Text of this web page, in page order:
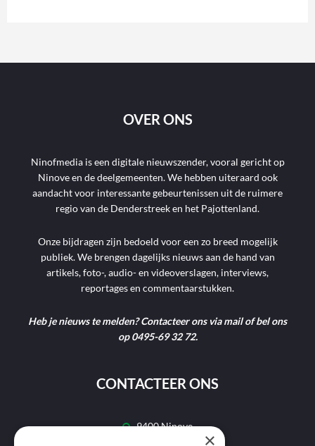
OVER ONS
Ninofmedia is een digitale nieuwszender, vooral gericht op
Ninove en de deelgemeenten. We hebben uiteraard ook
aandacht voor interessante gebeurtenissen uit de ruimere
regio van de Denderstreek en het Pajottenland.
Onze bijdragen zijn bedoeld voor een zo breed mogelijk
publiek. We brengen dagelijks nieuws aan de hand van
artikels, foto-, audio- en videoverslagen, interviews,
reportages en commentaarstukken.
Heb je nieuws te melden? Contacteer ons via mail of bel ons
op 0495-69 32 72.
CONTACTEER ONS
9400 Ninove
×